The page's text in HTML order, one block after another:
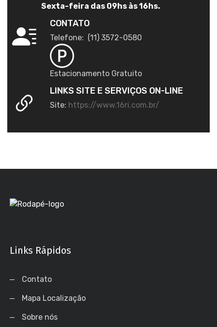
Sexta-feira das 09hs às 16hs.
CONTATO
Telefone: (11) 3572-0580
Estacionamento Gratuito
LINKS SITE E SERVIÇOS ON-LINE
Site: https://www.16ri.com.br/
Links Rápidos
Contato
Mapa Localização
Sobre nós